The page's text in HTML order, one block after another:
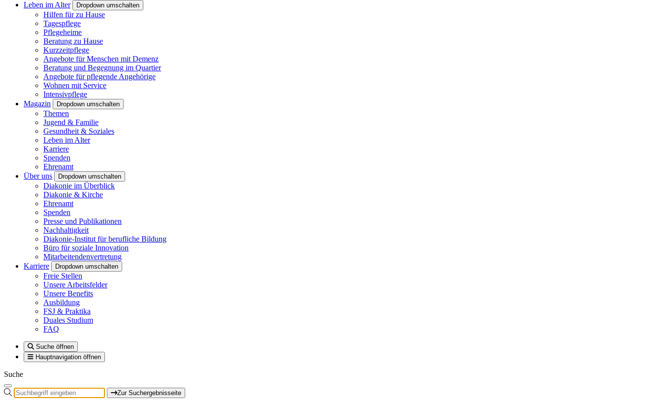
Leben im Alter
Dropdown umschalten
Hilfen für zu Hause
Tagespflege
Pflegeheime
Beratung zu Hause
Kurzzeitpflege
Angebote für Menschen mit Demenz
Beratung und Begegnung im Quartier
Angebote für pflegende Angehörige
Wohnen mit Service
Intensivpflege
Magazin
Dropdown umschalten
Themen
Jugend & Familie
Gesundheit & Soziales
Leben im Alter
Karriere
Spenden
Ehrenamt
Über uns
Dropdown umschalten
Diakonie im Überblick
Diakonie & Kirche
Ehrenamt
Spenden
Presse und Publikationen
Nachhaltigkeit
Diakonie-Institut für berufliche Bildung
Büro für soziale Innovation
Mitarbeitendenvertretung
Karriere
Dropdown umschalten
Freie Stellen
Unsere Arbeitsfelder
Unsere Benefits
Ausbildung
FSJ & Praktika
Duales Studium
FAQ
Suche öffnen
Hauptnavigation öffnen
Suche
Zur Suchergebnisseite